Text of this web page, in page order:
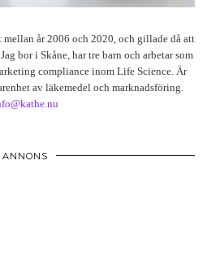
år 2006 och 2020, och gillade då att
bor i Skåne, har tre barn och arbetar som
compliance inom Life Science. Är
av läkemedel och marknadsföring.
ANNONS